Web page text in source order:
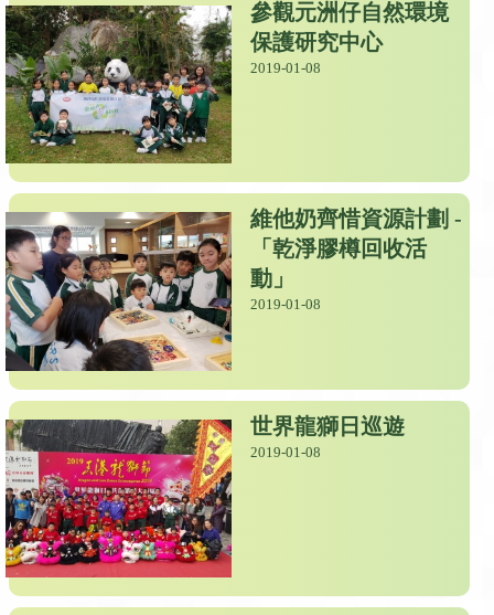
參觀元洲仔自然環境
保護研究中心
2019-01-08
維他奶齊惜資源計劃 -
「乾淨膠樽回收活
動」
2019-01-08
世界龍獅日巡遊
2019-01-08